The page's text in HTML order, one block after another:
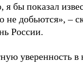
бы показал
не добьются», –
России.
уверенность в